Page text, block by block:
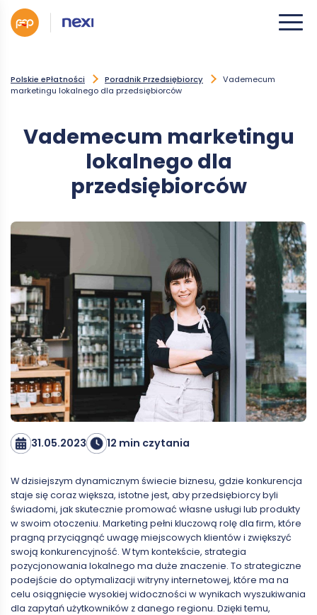
Polskie ePłatności Poradnik Przedsiębiorcy
Vademecum
marketingu lokalnego dla przedsiębiorców
Vademecum marketingu
lokalnego dla
przedsiębiorców
31.05.2023 12 min czytania
W dzisiejszym dynamicznym świecie biznesu, gdzie konkurencja
staje się coraz większa, istotne jest, aby przedsiębiorcy byli
świadomi, jak skutecznie promować własne usługi lub produkty
w swoim otoczeniu. Marketing pełni kluczową rolę dla firm, które
pragną przyciągnąć uwagę miejscowych klientów i zwiększyć
swoją konkurencyjność. W tym kontekście, strategia
pozycjonowania lokalnego ma duże znaczenie. To strategiczne
podejście do optymalizacji witryny internetowej, które ma na
celu osiągnięcie wysokiej widoczności w wynikach wyszukiwania
dla zapytań użytkowników z danego regionu. Dzięki temu,